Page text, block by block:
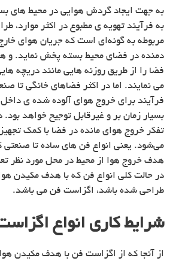
به جهت ایجاد گردش هوایی در محیط های
به فرآیند تهویه ی مطبوع در اکثر موارد،
مربوطه به گونه‌ای است که جریان هوای خارج
دمنده در فضای محیط بسته پخش نماید. و
فضا را از طریق روزنه هایی مانند دریچه
می نمایند. اما در اکثر فضاهای خانگی تا
فرآیند برای خروج هوای آلوده شده ی
بسیار زمان بر و غیرقابل توجیح خواهد بود.
تفکر خروج هوای مانده در فضا با کمک
می‌شود. یعنی انواع فن های ساده تا صنعتی
هدف خروج هوا از محیط در محل مورد نظر
در حالت کلی انواع فن که با هدف مکیدن
طراحی شده باشد، اگزاست فن می باشد.
شرایط کاری انواع
از آنجا که از اگزاست فن با هدف مکیدن